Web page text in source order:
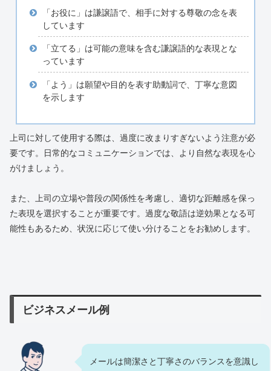
「お役に」は謙譲語で、相手に対する尊敬の念を表
しています
「立てる」は可能の意味を含む謙譲語的な表現とな
っています
「よう」は願望や目的を表す助動詞で、丁寧な意図
を示します
上司に対して使用する際は、過度に改まりすぎないよう注意が必
要です。日常的なコミュニケーションでは、より自然な表現を心
がけましょう。
また、上司の立場や普段の関係性を考慮し、適切な距離感を保っ
た表現を選択することが重要です。過度な敬語は逆効果となる可
能性もあるため、状況に応じて使い分けることをお勧めします。
ビジネスメール例
メールは簡潔さと丁寧さのバランスを意識し